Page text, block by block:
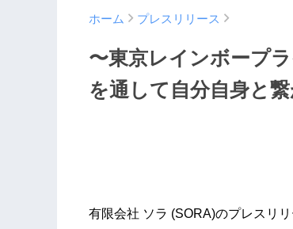
ホーム プレスリリース
〜東京レインボープ
を通して自分自身と
有限会社 ソラ (SORA)のプレスリリ